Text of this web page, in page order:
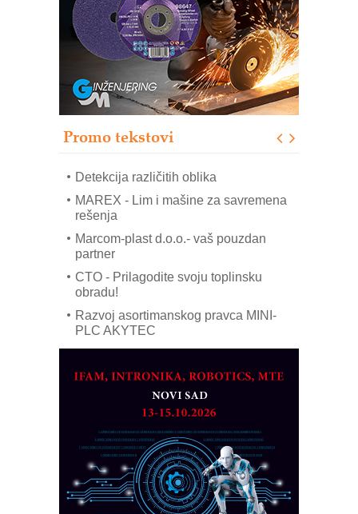
Promo tekstovi
RMQ-TITAN ADVANCED INDICATOR
– Pametna signalizacija za efikasnije
upravljanje mašinama
Sigurnije ispitivanje transformatora u
solarnim elektranama i vetroparkovima
Pranje točkova na gradilištu- standard
modernog i odgovornog građenja
ROSA i SCHUNK podižu proizvodnju
Detekcija različitih oblika
MAREX - Lim i mašine za savremena
rešenja
Marcom-plast d.o.o.- vaš pouzdan
partner
CTO - Prilagodite svoju toplinsku
obradu!
Razvoj asortimanskog pravca MINI-
PLC AKYTEC
dostupan u Srbiji
MOTOMAN – NEXT-Robotika vođena
veštačkom inteligencijom
I.SAFE MOBILE revolucioniše
industrijsku automatizaciju
pionirskimmobile operator PANEL-OM
Fleksibilno stezanje i brzo
podešavanje u proizvodnji prototipova